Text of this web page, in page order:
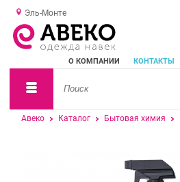
Эль-Монте
О КОМПАНИИ КОНТАКТЫ
Авеко Каталог Бытовая химия